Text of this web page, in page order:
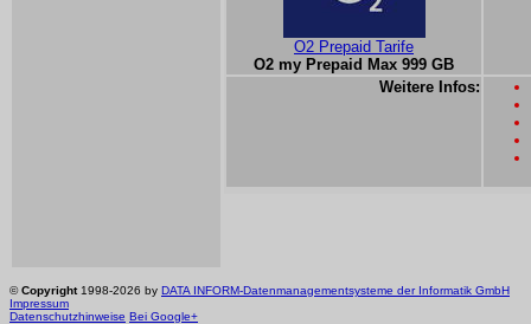
O2 Prepaid Tarife
O2 my Prepaid Max 999 GB
Weitere Infos:
©Copyright1998-2026 by DATA INFORM-Datenmanagementsysteme der Informatik GmbH
Impressum
Datenschutzhinweise Bei Google+